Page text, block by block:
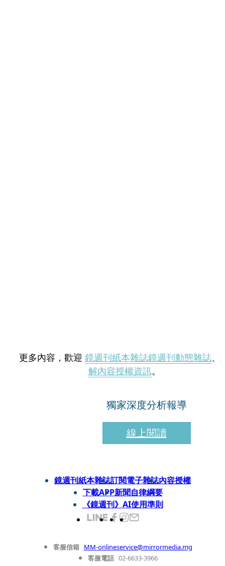
更多內容，歡迎 鏡週刊紙本雜誌鏡週刊動態雜誌、
解內容授權資訊。
獨家深度分析報導
線上閱讀
鏡週刊紙本雜誌訂閱電子雜誌內容授權
下載APP新聞自律綱要
《鏡週刊》AI使用準則
客服信箱 MM-onlineservice@mirrormedia.mg
客服電話 02-6633-3966